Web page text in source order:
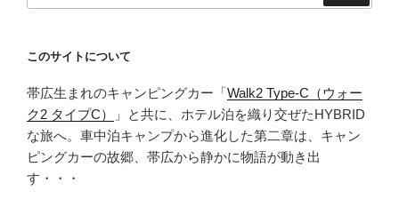
町。
温
も
あ
て
送
このサイトについて
帯広生まれのキャンピングカー「Walk2 Type‑C（ウォー
ク2 タイプC）
」と共に、ホテル泊を織り交ぜたHYBRID
な旅へ。車中泊キャンプから進化した第二章は、キャン
ピングカーの故郷、帯広から静かに物語が動き出
す・・・